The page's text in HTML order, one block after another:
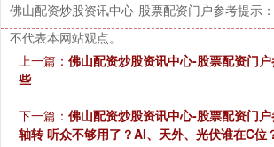
佛山配资炒股资讯中心-股票配资门户参考提示
不代表本网站观点。
上一篇： 佛山配资炒股资讯中心-股票配资门
些
下一篇： 佛山配资炒股资讯中心-股票配资门
轴转 听众不够用了？AI、天外、光伏谁在C位